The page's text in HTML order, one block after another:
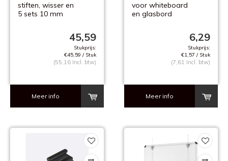
stiften, wisser en
5 sets 10 mm
45,59
Stukprijs:
€45,59 / Stuk
(55,16 Incl. btw)
Meer info
voor whiteboard
en glasbord
6,29
Stukprijs:
€1,57 / Stuk
(7,61 Incl. btw)
Meer info